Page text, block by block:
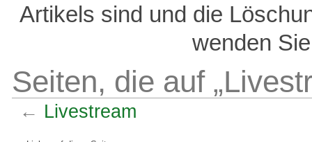
Artikels sind und die
wenden
Seiten, die auf
← Livestream